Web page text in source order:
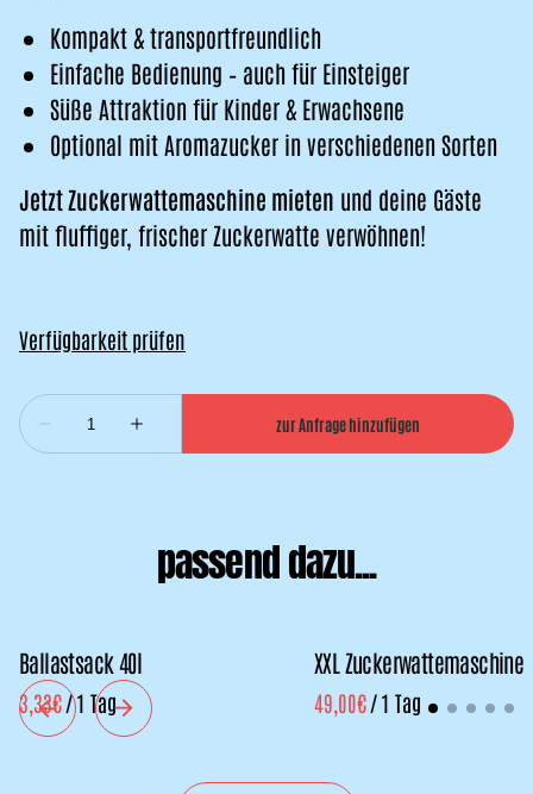
Kompakt & transportfreundlich
Einfache Bedienung – auch für Einsteiger
Süße Attraktion für Kinder & Erwachsene
Optional mit Aromazucker in verschiedenen Sorten
Jetzt Zuckerwattemaschine mieten und deine Gäste
mit fluffiger, frischer Zuckerwatte verwöhnen!
passend dazu...
Ballastsack 40l
/
XXL Zuckerwattemaschine
/